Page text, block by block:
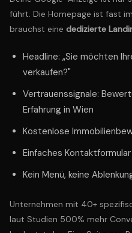
führt. Die Homepage ist fast
brauchst eine dedizierte
Headline: „Sie möchten
verkaufen?"
Vertrauenssignale:
Erfahrung in Wien
Kostenlose
Einfaches
Kein Menü, keine
Unternehmen mit 40+
laut Studien 500% mehr